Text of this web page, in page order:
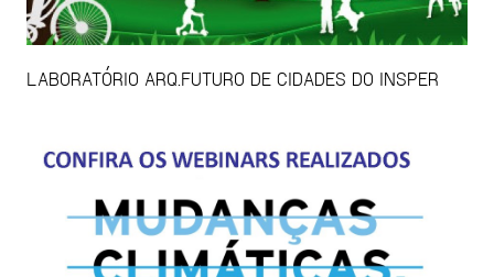
LABORATÓRIO ARQ.FUTURO DE CIDADES DO INSPER